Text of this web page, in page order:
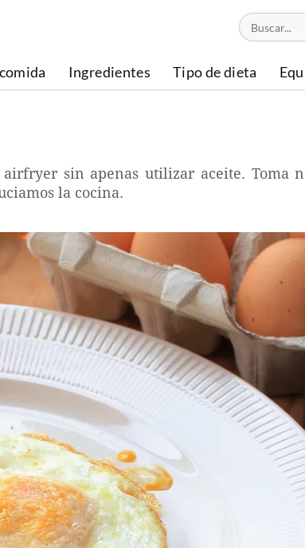
Ingredientes Tipo de dieta
sin apenas utilizar aceite. Toma
la cocina.